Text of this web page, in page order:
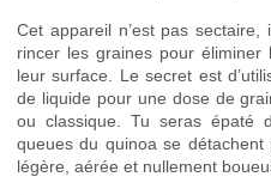
Cet appareil n’est pas
rincer les graines pour
leur surface. Le secret est
de liquide pour une dose de
ou classique. Tu seras épaté
queues du quinoa se
légère, aérée et nullement